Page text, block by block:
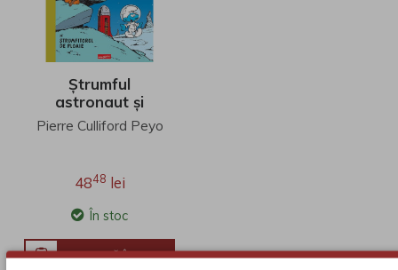
Ștrumful
astronaut și
ștrumfitorul de
Pierre Culliford Peyo
4848 lei
În stoc
ADAUGĂ ÎN COŞ